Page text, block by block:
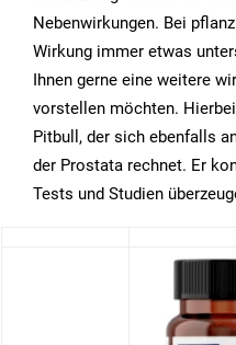
Nebenwirkungen. Bei
Wirkung immer etwas
Ihnen gerne eine weitere
vorstellen möchten.
Pitbull, der sich ebenfalls
der Prostata rechnet. Er
Tests und Studien